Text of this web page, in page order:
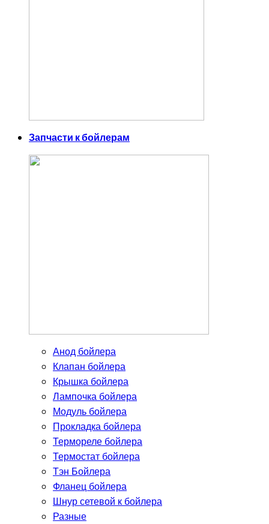
Запчасти к бойлерам
Анод бойлера
Клапан бойлера
Крышка бойлера
Лампочка бойлера
Модуль бойлера
Прокладка бойлера
Термореле бойлера
Термостат бойлера
Тэн Бойлера
Фланец бойлера
Шнур сетевой к бойлера
Разные